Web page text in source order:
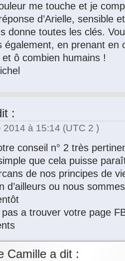
me touche et je
d’Arielle, sensible
donne toutes les clés.
également, en prenant en
ô combien humains !
:
2014 à 15:14 (UTC 2 )
conseil n° 2 très
que cela puisse
de nos principes de
d’ailleurs ou nous
pas a trouver votre page
Camille a dit :